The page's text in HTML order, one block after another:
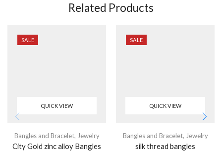
Related Products
SALE
QUICK VIEW
Bangles and Bracelet, Jewelry
City Gold zinc alloy Bangles
SALE
QUICK VIEW
Bangles and Bracelet, Jewelry
silk thread bangles